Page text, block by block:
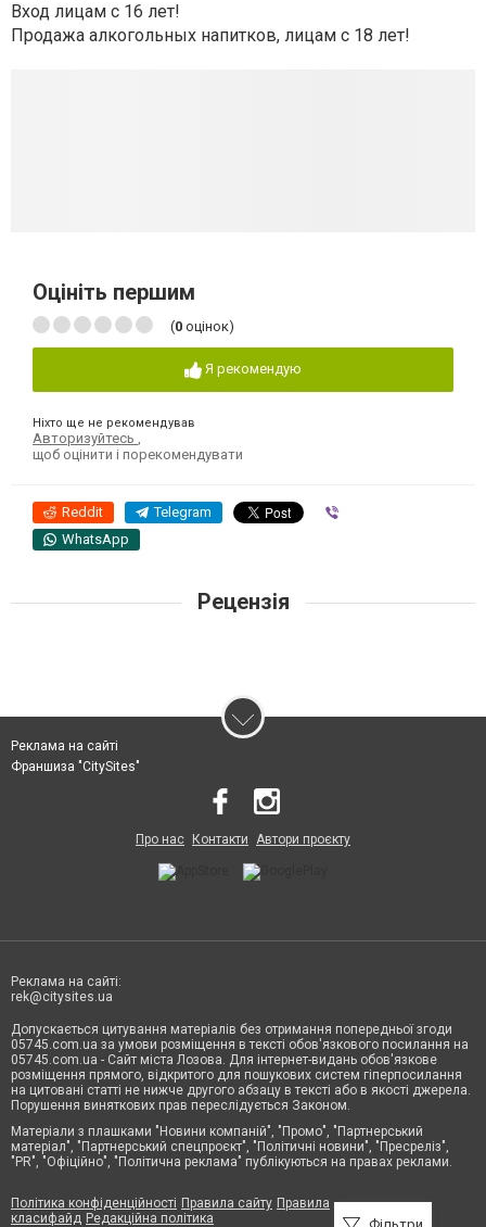
Вход лицам с 16 лет!
Продажа алкогольных напитков, лицам с 18 лет!
Оцініть першим
(0 оцінок)
Я рекомендую
Ніхто ще не рекомендував
Авторизуйтесь
щоб оцінити і порекомендувати
Reddit Telegram
WhatsApp
Рецензія
Реклама на сайті
Франшиза "CitySites"
Про нас Контакти Автори проєкту
Реклама на сайті:
rek@citysites.ua
Допускається цитування матеріалів без отримання попередньої згоди
05745.com.ua за умови розміщення в тексті обов'язкового посилання на
05745.com.ua - Сайт міста Лозова. Для інтернет-видань обов'язкове
розміщення прямого, відкритого для пошукових систем гіперпосилання
на цитовані статті не нижче другого абзацу в тексті або в якості джерела.
Порушення виняткових прав переслідується Законом.
Матеріали з плашками "Новини компаній", "Промо", "Партнерський
матеріал", "Партнерський спецпроєкт", "Політичні новини", "Пресреліз",
"PR", "Офіційно", "Політична реклама" публікуються на правах реклами.
Політика конфіденційності Правила сайту Правила
класифайд Редакційна політика